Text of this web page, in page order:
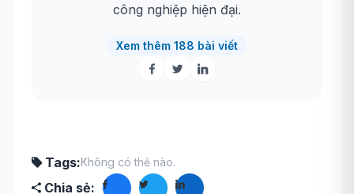
công nghiệp hiện đại.
Xem thêm 188 bài viết
Tags:Không có thẻ nào.
Chia sẻ: